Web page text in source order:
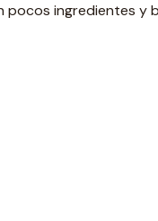
pocos ingredientes y